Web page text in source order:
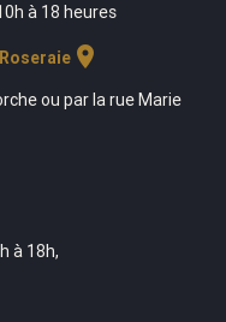
à 18 heures
location_on
ou par la rue Marie
à 18h,